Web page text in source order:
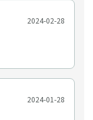
2024-02-28
2024-01-28